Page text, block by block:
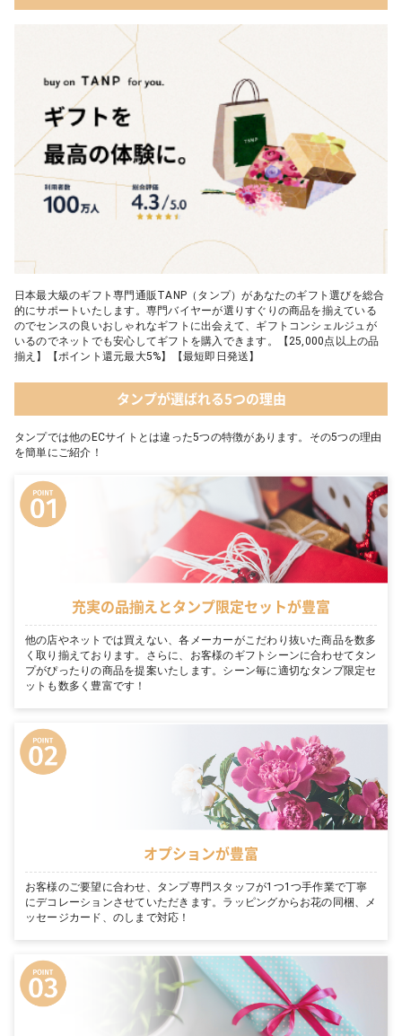
05 入浴剤・バスケア
03 ショコラフレナチュール
04 ＜クランチチョコレート＞ダーク＆ミルク＆キャラメル＆ホワ
イト 60g
05 葉山のショコラ・カロ＜4個入＞
日本最大級のギフト専門通販TANP（タンプ）があなたのギフト選びを総合
的にサポートいたします。専門バイヤーが選りすぐりの商品を揃えている
のでセンスの良いおしゃれなギフトに出会えて、ギフトコンシェルジュが
いるのでネットでも安心してギフトを購入できます。【25,000点以上の品
揃え】【ポイント還元最大5%】【最短即日発送】
タンプが選ばれる5つの理由
タンプでは他のECサイトとは違った5つの特徴があります。その5つの理由
を簡単にご紹介！
充実の品揃えとタンプ限定セットが豊富
他の店やネットでは買えない、各メーカーがこだわり抜いた商品を数多
く取り揃えております。さらに、お客様のギフトシーンに合わせてタン
プがぴったりの商品を提案いたします。シーン毎に適切なタンプ限定セ
ットも数多く豊富です！
オプションが豊富
お客様のご要望に合わせ、タンプ専門スタッフが1つ1つ手作業で丁寧
にデコレーションさせていただきます。ラッピングからお花の同梱、メ
ッセージカード、のしまで対応！